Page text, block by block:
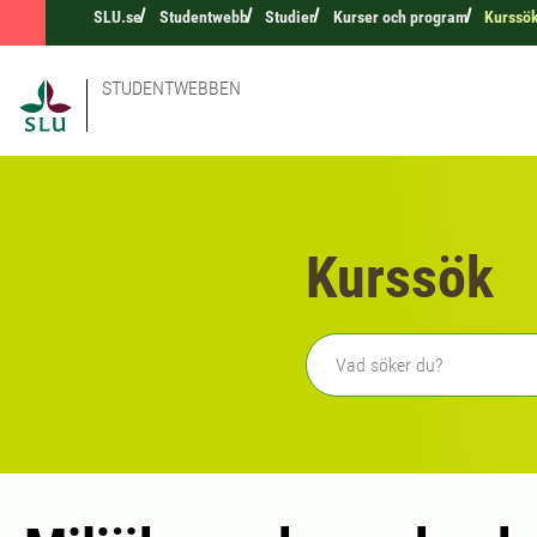
SLU.se Studentwebb Studier Kurser och program
STUDENTWEBBEN
Kurssök
Fritext sökning